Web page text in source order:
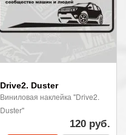
Drive2. Duster
Виниловая наклейка "Drive2.
Duster"
120 руб.